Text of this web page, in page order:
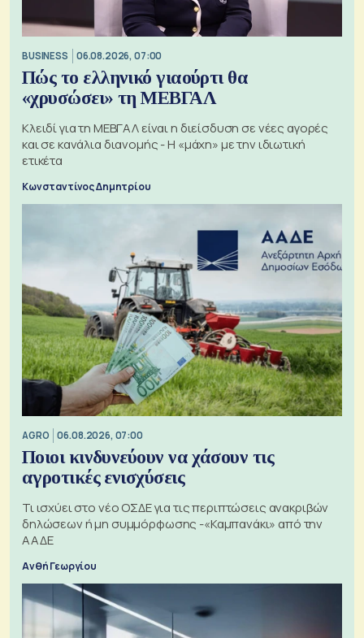
BUSINESS 06.08.2026, 07:00
Πώς το ελληνικό γιαούρτι θα
«χρυσώσει» τη ΜΕΒΓΑΛ
Κλειδί για τη ΜΕΒΓΑΛ είναι η διείσδυση σε νέες αγορές
και σε κανάλια διανομής - Η «μάχη» με την ιδιωτική
ετικέτα
Κωνσταντίνος Δημητρίου
AGRO 06.08.2026, 07:00
Ποιοι κινδυνεύουν να χάσουν τις
αγροτικές ενισχύσεις
Τι ισχύει στο νέο ΟΣΔΕ για τις περιπτώσεις ανακριβών
δηλώσεων ή μη συμμόρφωσης -«Καμπανάκι» από την
ΑΑΔΕ
Ανθή Γεωργίου